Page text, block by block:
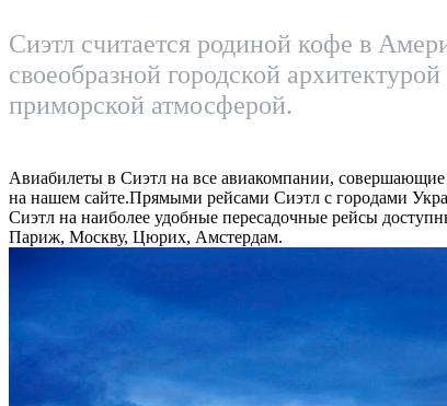
Сиэтл считается родиной кофе в
своеобразной городской
приморской атмосферой.
Авиабилеты в Сиэтл на все авиакомпании,
на нашем сайте.Прямыми рейсами Сиэтл с городами
Сиэтл на наиболее удобные пересадочные рейсы
Париж, Москву, Цюрих, Амстердам.